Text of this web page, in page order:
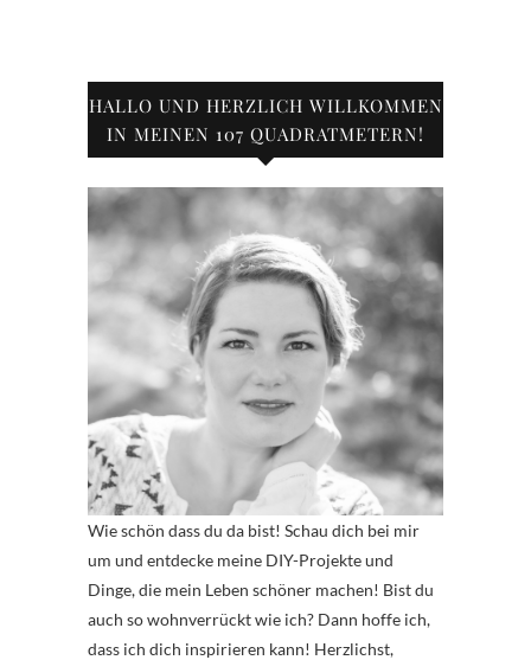
HALLO UND HERZLICH WILLKOMMEN
IN MEINEN 107 QUADRATMETERN!
Wie schön dass du da bist! Schau dich bei mir
um und entdecke meine DIY-Projekte und
Dinge, die mein Leben schöner machen! Bist du
auch so wohnverrückt wie ich? Dann hoffe ich,
dass ich dich inspirieren kann! Herzlichst,